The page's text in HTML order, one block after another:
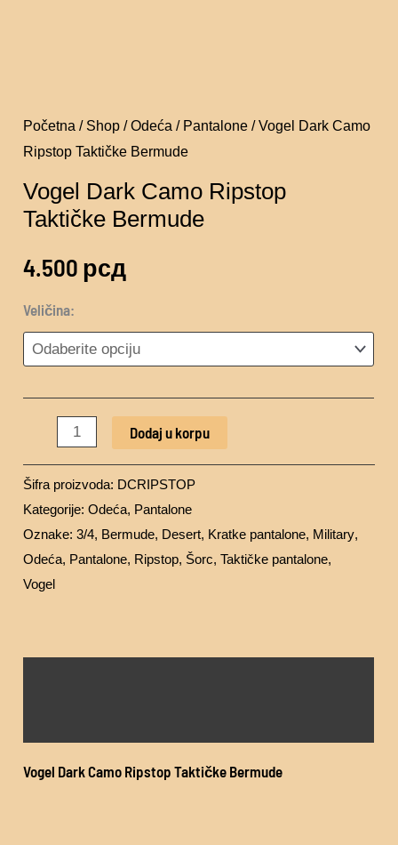
Početna / Shop /Odeća / Pantalone / Vogel Dark Camo
Ripstop Taktičke Bermude
Vogel Dark Camo Ripstop
Taktičke Bermude
4.500 рсд
Veličina:
Dodaj u korpu
Šifra proizvoda: DCRIPSTOP
Kategorije:Odeća, Pantalone
Oznake:3/4, Bermude, Desert, Kratke pantalone, Military,
Odeća, Pantalone, Ripstop, Šorc,Taktičke pantalone,
Vogel
Vogel Dark Camo Ripstop Taktičke Bermude